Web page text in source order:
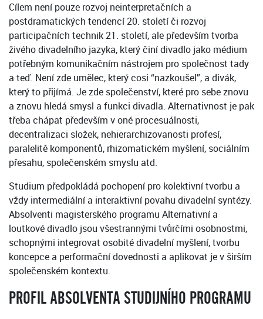
Cílem není pouze rozvoj neinterpretačních a
postdramatických tendencí 20. století či rozvoj
participačních technik 21. století, ale především tvorba
živého divadelního jazyka, který činí divadlo jako médium
potřebným komunikačním nástrojem pro společnost tady
a teď. Není zde umělec, který cosi “nazkoušel”, a divák,
který to přijímá. Je zde společenství, které pro sebe znovu
a znovu hledá smysl a funkci divadla. Alternativnost je pak
třeba chápat především v oné procesuálnosti,
decentralizaci složek, nehierarchizovanosti profesí,
paralelitě komponentů, rhizomatickém myšlení, sociálním
přesahu, společenském smyslu atd.
Studium předpokládá pochopení pro kolektivní tvorbu a
vždy intermediální a interaktivní povahu divadelní syntézy.
Absolventi magisterského programu Alternativní a
loutkové divadlo jsou všestrannými tvůrčími osobnostmi,
schopnými integrovat osobité divadelní myšlení, tvorbu
koncepce a performační dovednosti a aplikovat je v širším
společenském kontextu.
PROFIL ABSOLVENTA STUDIJNÍHO PROGRAMU